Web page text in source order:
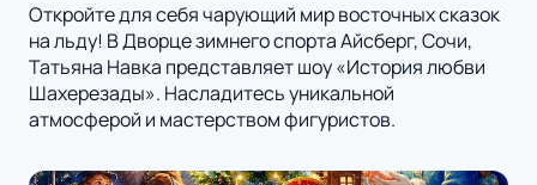
Откройте для себя чарующий мир восточных сказок
на льду! В Дворце зимнего спорта Айсберг, Сочи,
Татьяна Навка представляет шоу «История любви
Шахерезады». Насладитесь уникальной
атмосферой и мастерством фигуристов.